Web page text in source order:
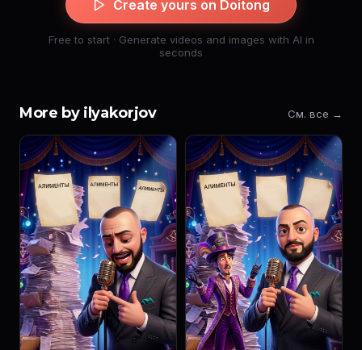
Create yours on Doitong
Free to start · Generate videos and images with AI in
seconds
More by ilyakorjov См. все →